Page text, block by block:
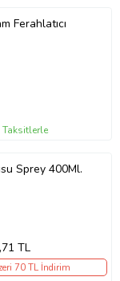
Ferahlatıcı
Taksitlerle
Sprey 400Ml.
TL
70 TL İndirim